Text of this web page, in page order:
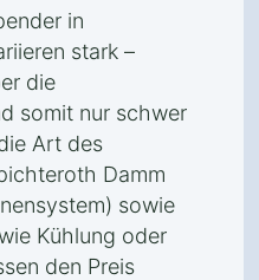
in
stark –
die
somit nur schwer
Art des
Damm
sowie
Kühlung oder
den Preis